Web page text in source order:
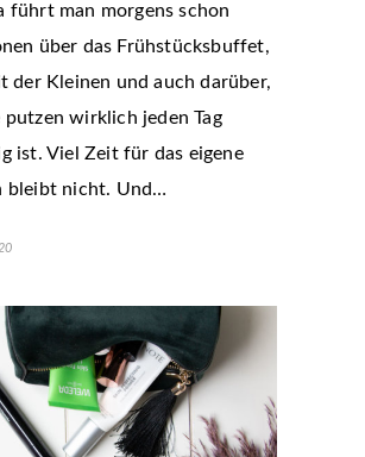
führt man morgens schon
über das Frühstücksbuffet,
der Kleinen und auch darüber,
putzen wirklich jeden Tag
ist. Viel Zeit für das eigene
bleibt nicht. Und…